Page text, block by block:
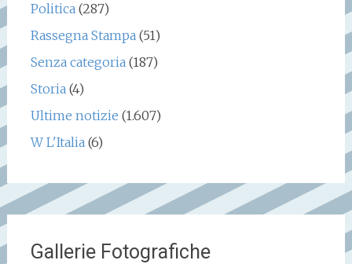
Politica(287)
Rassegna Stampa(51)
Senza categoria(187)
Storia(4)
Ultime notizie (1.607)
W L'Italia(6)
Gallerie Fotografiche